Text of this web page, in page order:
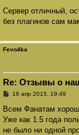
о
б
щ
и
е
Сервер отличный,
без плагинов сам
Fevo4ka
Re: Отзывы о
С
о
щ
е
16 апр 2015, 19:49
Всем Фанатам
Уже как 1.5 года
не было ни одной